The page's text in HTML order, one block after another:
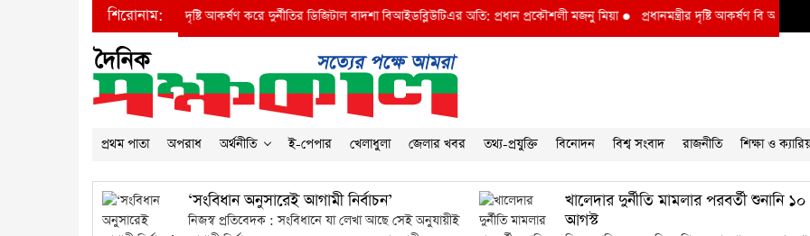
শিরোনাম:
প্রধানমন্ত্রীর দৃষ্টি আকর্ষণ করে দুর্নীতির ডিজিটাল বাদশা বিআইডব্লিউটিএর অতি: প্রধান প্রকৌশলী মজনু মিয়া●প্রধানমন্ত্রীর দৃষ্টি আকর্ষণ বি আই
প্রথম পাতা অপরাধ অর্থনীতি ই-পেপার খেলাধুলা জেলার খবর তথ্য-প্রযুক্তি বিনোদন বিশ্ব সংবাদ রাজনীতি শিক্ষা ও
‘সংবিধান অনুসারেই আগামী নির্বাচন’
নিজস্ব প্রতিবেদক : সংবিধানে যা লেখা আছে সেই অনুযায়ীই
খালেদার দুর্নীতি মামলার পরবর্তী শুনানি ১০
আগস্ট